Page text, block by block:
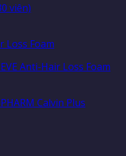
viên)
Anti-Hair Loss Foam